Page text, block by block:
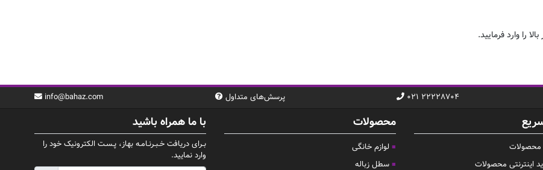
را وارد فرمایید.
info@bahaz.com پرسش‌های متداول ۰۲۱ ۲۲۲۲۸۷۰۴
محصولات
اینترنتی محصولات
محصولات
لوازم خانگی
سطل زباله
با ما همراه باشید
بـرای دریافت خـبـرنـامـه بهاز، پـسـت الکترونیک خود را
وارد نمایید.